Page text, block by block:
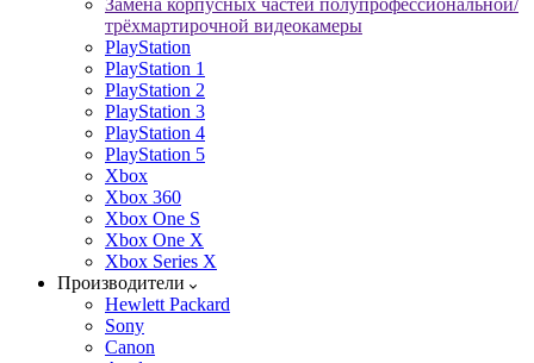
Замена корпусных частей полупрофессиональной/
трёхмартирочной видеокамеры
PlayStation
PlayStation 1
PlayStation 2
PlayStation 3
PlayStation 4
PlayStation 5
Xbox
Xbox 360
Xbox One S
Xbox One X
Xbox Series X
Производители
Hewlett Packard
Sony
Canon